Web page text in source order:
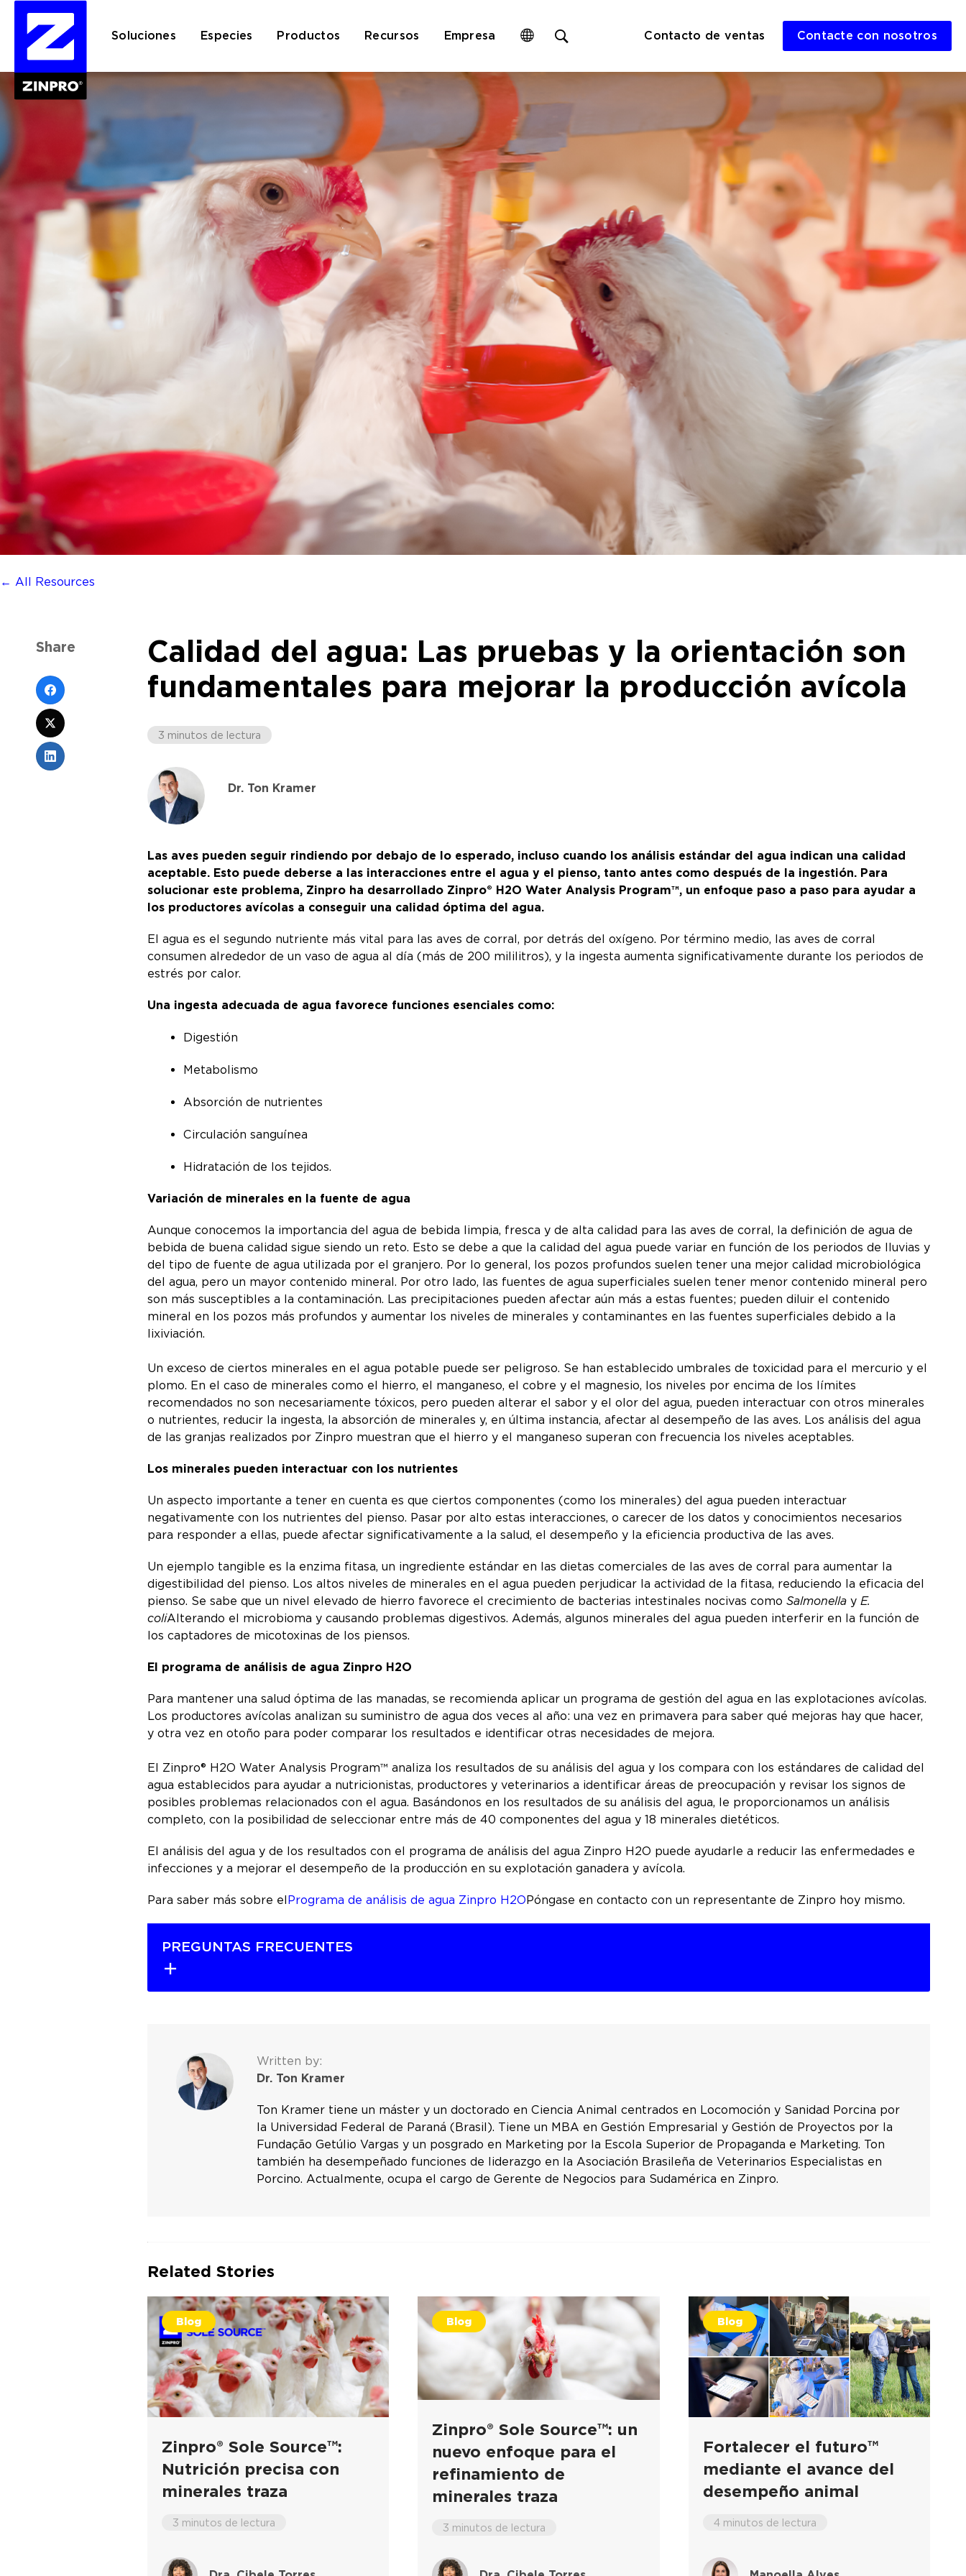
Soluciones Especies Productos Recursos Empresa
search
form
Contacto de ventas Contacte con nosotros
← All Resources
Calidad del agua: Las pruebas y la orientación son
fundamentales para mejorar la producción avícola
3 minutos de lectura
Dr. Ton Kramer
Las aves pueden seguir rindiendo por debajo de lo esperado, incluso cuando los análisis estándar del agua indican una calidad
aceptable. Esto puede deberse a las interacciones entre el agua y el pienso, tanto antes como después de la ingestión. Para
solucionar este problema, Zinpro ha desarrollado Zinpro® H2O Water Analysis Program™, un enfoque paso a paso para ayudar a
los productores avícolas a conseguir una calidad óptima del agua.
El agua es el segundo nutriente más vital para las aves de corral, por detrás del oxígeno. Por término medio, las aves de corral
consumen alrededor de un vaso de agua al día (más de 200 mililitros), y la ingesta aumenta significativamente durante los periodos de
estrés por calor.
Una ingesta adecuada de agua favorece funciones esenciales como:
Digestión
Metabolismo
Absorción de nutrientes
Circulación sanguínea
Hidratación de los tejidos.
Variación de minerales en la fuente de agua
Aunque conocemos la importancia del agua de bebida limpia, fresca y de alta calidad para las aves de corral, la definición de agua de
bebida de buena calidad sigue siendo un reto. Esto se debe a que la calidad del agua puede variar en función de los periodos de lluvias y
del tipo de fuente de agua utilizada por el granjero. Por lo general, los pozos profundos suelen tener una mejor calidad microbiológica
del agua, pero un mayor contenido mineral. Por otro lado, las fuentes de agua superficiales suelen tener menor contenido mineral pero
son más susceptibles a la contaminación. Las precipitaciones pueden afectar aún más a estas fuentes; pueden diluir el contenido
mineral en los pozos más profundos y aumentar los niveles de minerales y contaminantes en las fuentes superficiales debido a la
lixiviación.
Un exceso de ciertos minerales en el agua potable puede ser peligroso. Se han establecido umbrales de toxicidad para el mercurio y el
plomo. En el caso de minerales como el hierro, el manganeso, el cobre y el magnesio, los niveles por encima de los límites
recomendados no son necesariamente tóxicos, pero pueden alterar el sabor y el olor del agua, pueden interactuar con otros minerales
o nutrientes, reducir la ingesta, la absorción de minerales y, en última instancia, afectar al desempeño de las aves. Los análisis del agua
de las granjas realizados por Zinpro muestran que el hierro y el manganeso superan con frecuencia los niveles aceptables.
Los minerales pueden interactuar con los nutrientes
Un aspecto importante a tener en cuenta es que ciertos componentes (como los minerales) del agua pueden interactuar
negativamente con los nutrientes del pienso. Pasar por alto estas interacciones, o carecer de los datos y conocimientos necesarios
para responder a ellas, puede afectar significativamente a la salud, el desempeño y la eficiencia productiva de las aves.
Un ejemplo tangible es la enzima fitasa, un ingrediente estándar en las dietas comerciales de las aves de corral para aumentar la
digestibilidad del pienso. Los altos niveles de minerales en el agua pueden perjudicar la actividad de la fitasa, reduciendo la eficacia del
pienso. Se sabe que un nivel elevado de hierro favorece el crecimiento de bacterias intestinales nocivas como Salmonella y E.
coliAlterando el microbioma y causando problemas digestivos. Además, algunos minerales del agua pueden interferir en la función de
los captadores de micotoxinas de los piensos.
El programa de análisis de agua Zinpro H2O
Para mantener una salud óptima de las manadas, se recomienda aplicar un programa de gestión del agua en las explotaciones avícolas.
Los productores avícolas analizan su suministro de agua dos veces al año: una vez en primavera para saber qué mejoras hay que hacer,
y otra vez en otoño para poder comparar los resultados e identificar otras necesidades de mejora.
El Zinpro® H2O Water Analysis Program™ analiza los resultados de su análisis del agua y los compara con los estándares de calidad del
agua establecidos para ayudar a nutricionistas, productores y veterinarios a identificar áreas de preocupación y revisar los signos de
posibles problemas relacionados con el agua. Basándonos en los resultados de su análisis del agua, le proporcionamos un análisis
completo, con la posibilidad de seleccionar entre más de 40 componentes del agua y 18 minerales dietéticos.
El análisis del agua y de los resultados con el programa de análisis del agua Zinpro H2O puede ayudarle a reducir las enfermedades e
infecciones y a mejorar el desempeño de la producción en su explotación ganadera y avícola.
Para saber más sobre elPrograma de análisis de agua Zinpro H2OPóngase en contacto con un representante de Zinpro hoy mismo.
PREGUNTAS FRECUENTES
Written by:
Dr. Ton Kramer
Ton Kramer tiene un máster y un doctorado en Ciencia Animal centrados en Locomoción y Sanidad Porcina por
la Universidad Federal de Paraná (Brasil). Tiene un MBA en Gestión Empresarial y Gestión de Proyectos por la
Fundação Getúlio Vargas y un posgrado en Marketing por la Escola Superior de Propaganda e Marketing. Ton
también ha desempeñado funciones de liderazgo en la Asociación Brasileña de Veterinarios Especialistas en
Porcino. Actualmente, ocupa el cargo de Gerente de Negocios para Sudamérica en Zinpro.
Related Stories
Blog
Zinpro® Sole Source™:
Nutrición precisa con
minerales traza
3 minutos de lectura
Blog
Zinpro® Sole Source™: un
nuevo enfoque para el
refinamiento de
minerales traza
3 minutos de lectura
Blog
Fortalecer el futuro™
mediante el avance del
desempeño animal
4 minutos de lectura
Share